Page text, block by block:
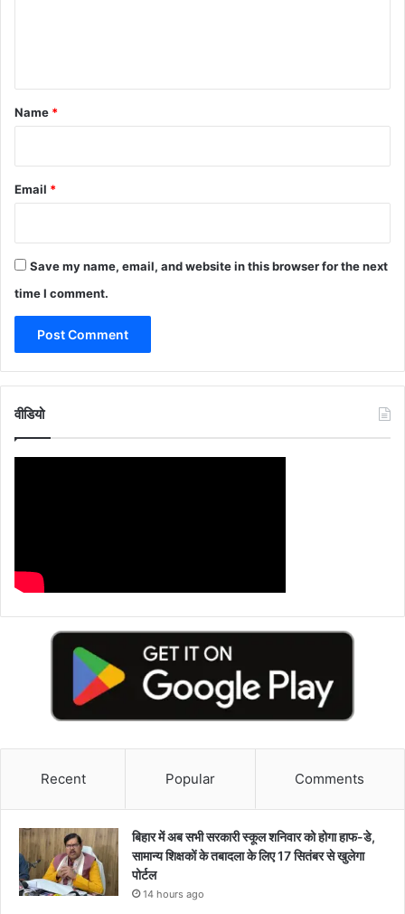
*
Name *
Email *
Save my name, email, and website in this browser for the next
time I comment.
वीडियो
Recent Popular Comments
बिहार में अब सभी सरकारी स्कूल शनिवार को होगा हाफ-डे,
सामान्य शिक्षकों के तबादला के लिए 17 सितंबर से खुलेगा
पोर्टल
14 hours ago